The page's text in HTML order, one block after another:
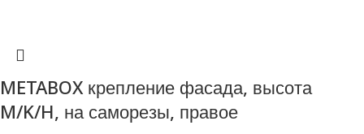
METABOX крепление фасада, высота
M/K/H, на саморезы, правое